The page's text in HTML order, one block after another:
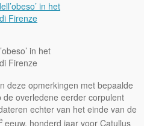
in het
Firenze
deze opmerkingen met bepaalde
overledene eerder corpulent
echter van het einde van de
eeuw, honderd jaar voor Catullus